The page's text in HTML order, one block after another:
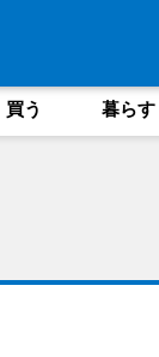
買う 暮らす